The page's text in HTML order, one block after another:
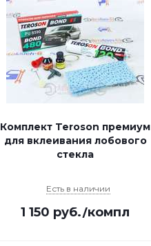
Комплект Teroson премиум
для вклеивания лобового
стекла
Есть в наличии
1 150 руб./компл